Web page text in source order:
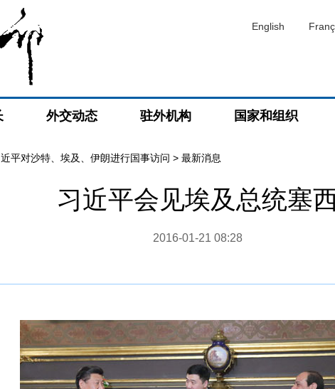
English
外交动态 驻外机构 国家和组织
平对沙特、埃及、伊朗进行国事访问 > 最新消息
习近平会见埃及总统塞
2016-01-21 08:28